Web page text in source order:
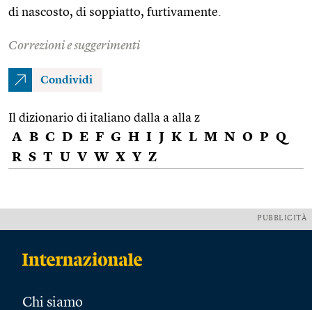
di nascosto, di soppiatto, furtivamente.
Correzioni e suggerimenti
Condividi
Il dizionario di italiano dalla a alla z
A B C D E F G H I J K L M N O P Q
R S T U V W X Y Z
PUBBLICITÀ
Chi siamo